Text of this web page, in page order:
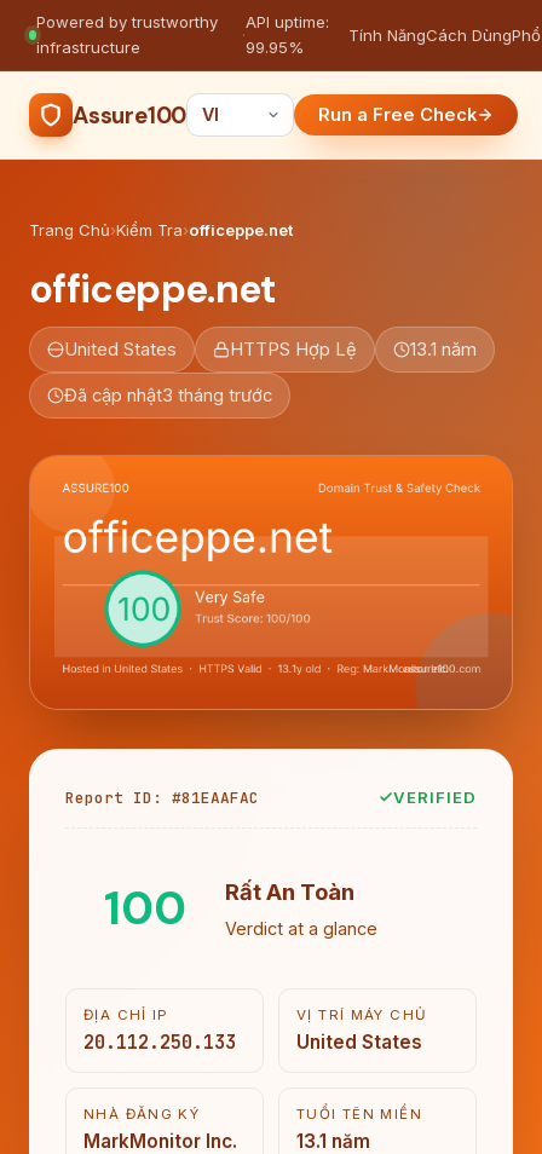
Powered by trustworthy
infrastructure
·
API uptime:
99.95%
Tính NăngCách Dùng
Assure100 Run a Free Check
Trang Chủ›Kiểm Tra›officeppe.net
officeppe.net
United States HTTPS Hợp Lệ 13.1 năm
Đã cập nhật3 tháng trước
Report ID: #81EAAFAC VERIFIED
100 Rất An Toàn
Verdict at a glance
ĐỊA CHỈ IP
20.112.250.133
VỊ TRÍ MÁY CHỦ
United States
NHÀ ĐĂNG KÝ
MarkMonitor Inc.
TUỔI TÊN MIỀN
13.1 năm